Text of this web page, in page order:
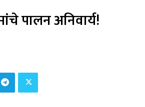
पालन अनिवार्य!